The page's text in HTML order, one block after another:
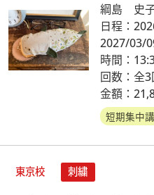
綱島 史
日程：
2027/03/
時間：
回数：全3
金額：
短期集中
東京校 刺繍